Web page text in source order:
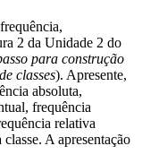
2 da Unidade 2 do
para construção
classes). Apresente,
absoluta,
frequência
relativa
A apresentação